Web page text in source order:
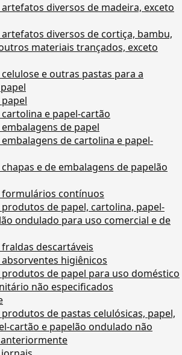
artefatos diversos de madeira, exceto
artefatos diversos de cortiça, bambu,
materiais trançados, exceto
e outras pastas para a
cartolina e papel-cartão
de papel
de cartolina e papel-
e de embalagens de papelão
formulários contínuos
produtos de papel, cartolina, papel-
ondulado para uso comercial e de
descartáveis
higiênicos
produtos de papel para uso doméstico
não especificados
de pastas celulósicas, papel,
cartão e papelão ondulado não